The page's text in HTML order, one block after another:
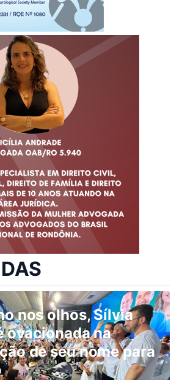
nos olhos, Sílvia
ovacionada na
de seu nome para